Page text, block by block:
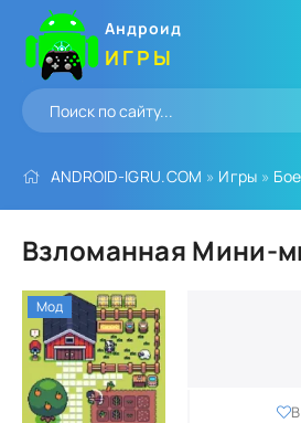
Андроид
ИГРЫ
ANDROID-IGRU.COM » Игры »
Взломанная Мини-
Мод